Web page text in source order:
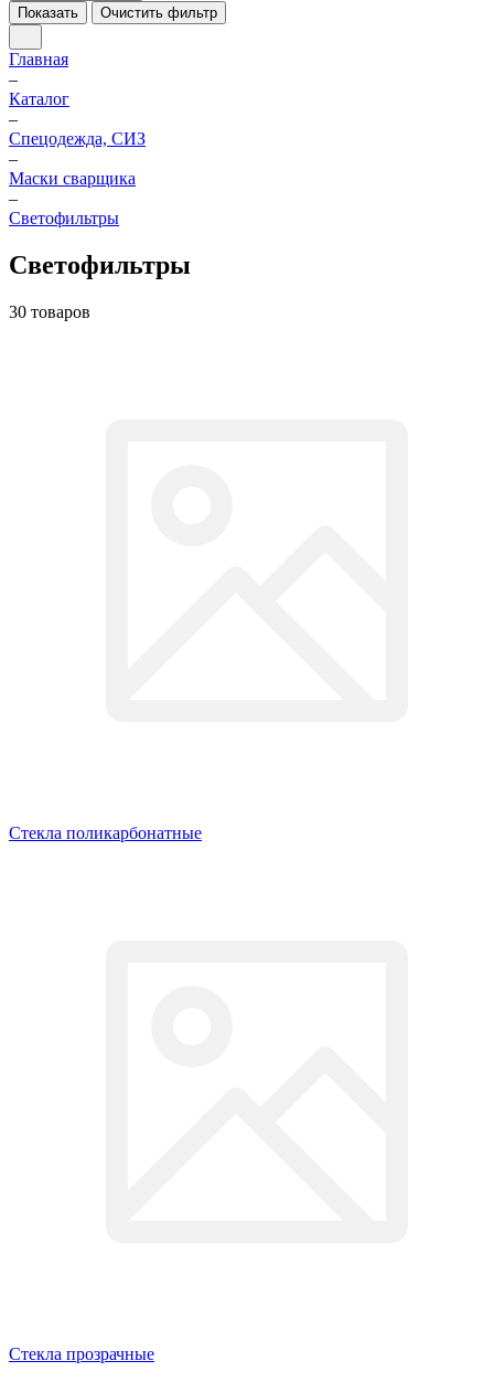
Показать
Очистить фильтр
Главная
–
Каталог
–
Спецодежда, СИЗ
–
Маски сварщика
–
Светофильтры
Светофильтры
30 товаров
Стекла поликарбонатные
Стекла прозрачные